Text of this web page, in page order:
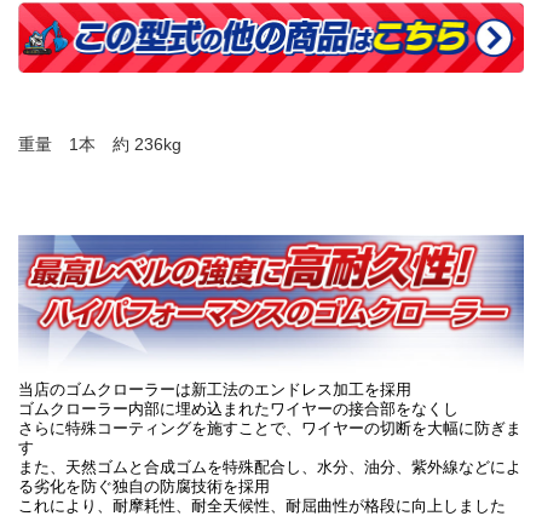
重量 1本 約 236kg
当店のゴムクローラーは新工法のエンドレス加工を採用
ゴムクローラー内部に埋め込まれたワイヤーの接合部をなくし
さらに特殊コーティングを施すことで、ワイヤーの切断を大幅に防ぎま
す
また、天然ゴムと合成ゴムを特殊配合し、水分、油分、紫外線などによ
る劣化を防ぐ独自の防腐技術を採用
これにより、耐摩耗性、耐全天候性、耐屈曲性が格段に向上しました